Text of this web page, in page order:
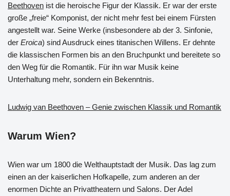
Beethoven ist die heroische Figur der Klassik. Er war der erste
große „freie“ Komponist, der nicht mehr fest bei einem Fürsten
angestellt war. Seine Werke (insbesondere ab der 3. Sinfonie,
der Eroica) sind Ausdruck eines titanischen Willens. Er dehnte
die klassischen Formen bis an den Bruchpunkt und bereitete so
den Weg für die Romantik. Für ihn war Musik keine
Unterhaltung mehr, sondern ein Bekenntnis.
Ludwig van Beethoven – Genie zwischen Klassik und Romantik
Warum Wien?
Wien war um 1800 die Welthauptstadt der Musik. Das lag zum
einen an der kaiserlichen Hofkapelle, zum anderen an der
enormen Dichte an Privattheatern und Salons. Der Adel